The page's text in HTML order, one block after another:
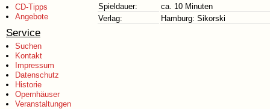
CD-Tipps
Angebote
Service
Suchen
Kontakt
Impressum
Datenschutz
Historie
Opernhäuser
Veranstaltungen
Spieldauer:
ca. 10 Minuten
Verlag:
Hamburg: Sikorski